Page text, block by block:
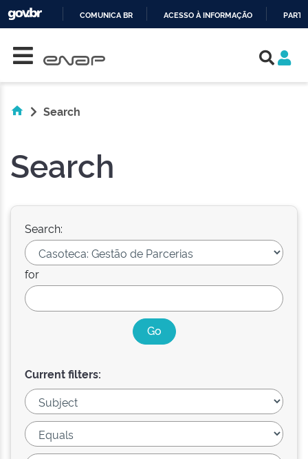
COMUNICA BR ACESSO À INFORMAÇÃO
Search
Search
Search:
for
Current filters: